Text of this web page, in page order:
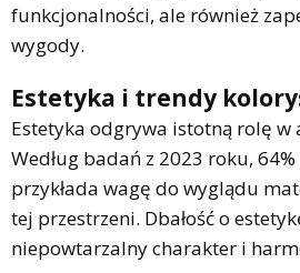
funkcjonalności, ale również
wygody.
Estetyka i trendy
Estetyka odgrywa istotną rolę w
Według badań z 2023 roku,
przykłada wagę do wyglądu
tej przestrzeni. Dbałość o
niepowtarzalny charakter i